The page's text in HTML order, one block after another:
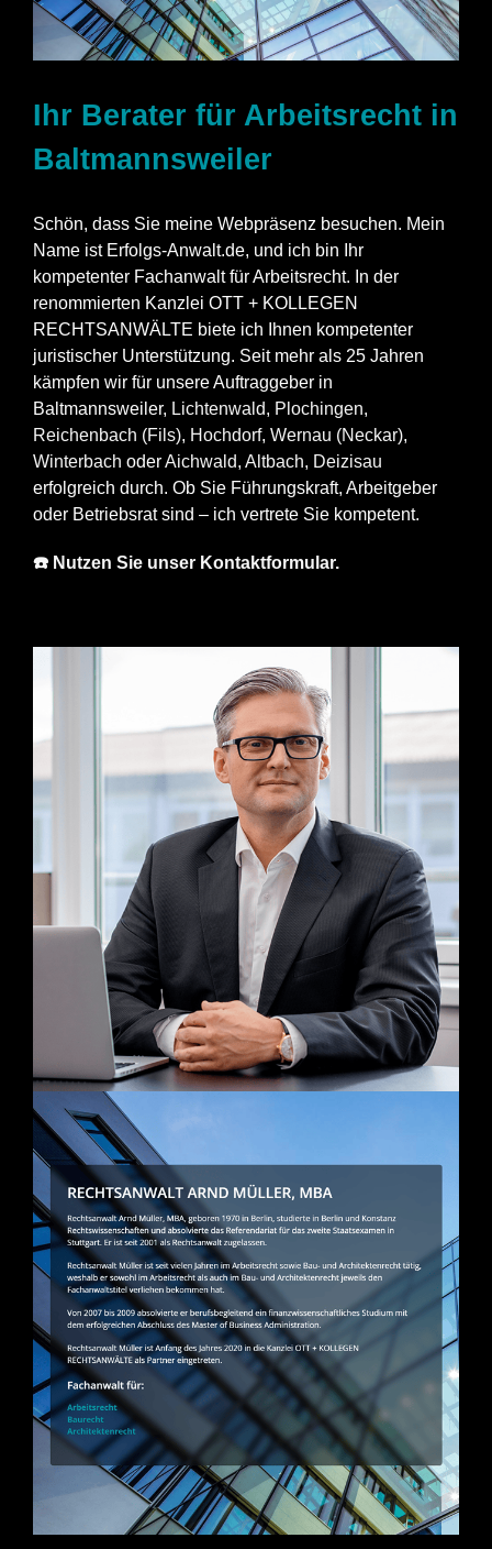
Ihr Berater für Arbeitsrecht in
Baltmannsweiler
Schön, dass Sie meine Webpräsenz besuchen. Mein
Name ist Erfolgs-Anwalt.de, und ich bin Ihr
kompetenter Fachanwalt für Arbeitsrecht. In der
renommierten Kanzlei OTT + KOLLEGEN
RECHTSANWÄLTE biete ich Ihnen kompetenter
juristischer Unterstützung. Seit mehr als 25 Jahren
kämpfen wir für unsere Auftraggeber in
Baltmannsweiler, Lichtenwald, Plochingen,
Reichenbach (Fils), Hochdorf, Wernau (Neckar),
Winterbach oderAichwald, Altbach, Deizisau
erfolgreich durch. Ob Sie Führungskraft, Arbeitgeber
oder Betriebsrat sind – ich vertrete Sie kompetent.
☎️ Nutzen Sie unser Kontaktformular.